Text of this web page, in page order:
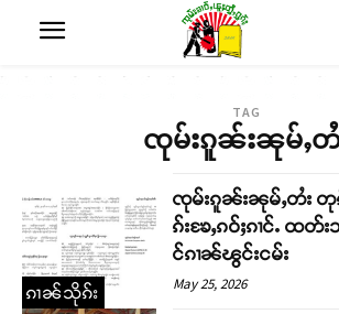
TAG
ၸုမ်းၵူၼ်းၼုမ်ႇတႆ
ၵၢၼ်သိုၵ်း
ၸုမ်းၵူၼ်းၼုမ်ႇတႆး တု
ၵ်းၶႄႇၵဝ်ႈၵၢင်ႉ ထတ်
င်ၵၢၼ်ၽွင်းငမ်း
May 25, 2026